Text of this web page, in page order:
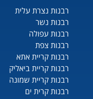
רבנות נצרת עלית
רבנות נשר
רבנות עפולה
רבנות צפת
רבנות קריית אתא
רבנות קריית ביאליק
רבנות קריית שמונה
רבנות קרית ים